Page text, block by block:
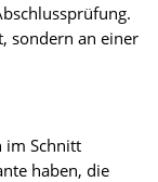
sondern an einer
im Schnitt
haben, die